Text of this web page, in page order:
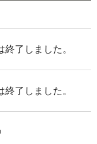
了しました。
了しました。